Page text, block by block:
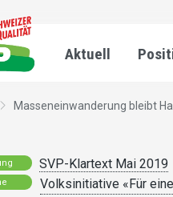
Aktuell
Masseneinwanderung bleibt
SVP-Klartext Mai 2019
Volksinitiative «Für